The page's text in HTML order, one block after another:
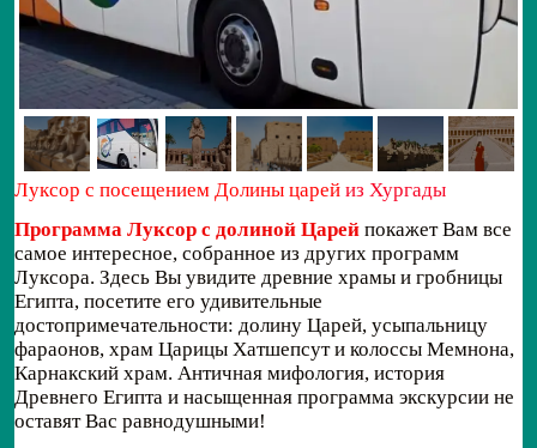
Луксор с посещением Долины царей из Хургады
Программа Луксор с долиной Царей покажет Вам все
самое интересное, собранное из других программ
Луксора. Здесь Вы увидите древние храмы и гробницы
Египта, посетите его удивительные
достопримечательности: долину Царей, усыпальницу
фараонов, храм Царицы Хатшепсут и колоссы Мемнона,
Карнакский храм. Античная мифология, история
Древнего Египта и насыщенная программа экскурсии не
оставят Вас равнодушными!